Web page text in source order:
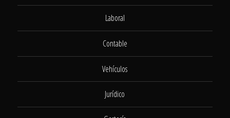
Laboral
Contable
Vehículos
Jurídico